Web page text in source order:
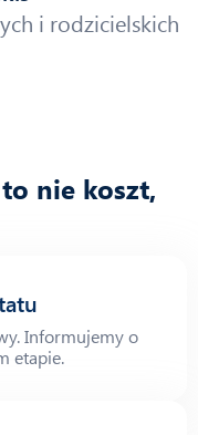
i rodzicielskich
nie koszt,
Informujemy o
etapie.